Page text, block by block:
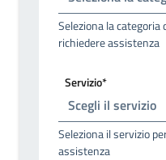
Seleziona la categoria
richiedere assistenza
Servizio*
Seleziona il servizio
assistenza